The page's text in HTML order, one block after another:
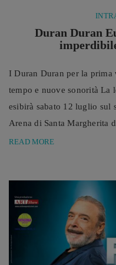
Duran Duran
I Duran Duran per la prima
tempo e nuove sonorità La
esibirà sabato 12 luglio sul
Arena di Santa Margherita
sarà la quarta e ultima
READ MORE